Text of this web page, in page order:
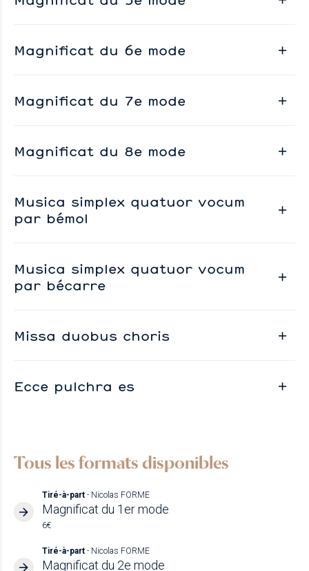
Magnificat du 6e mode
Magnificat du 7e mode
Magnificat du 8e mode
Musica simplex quatuor vocum
par bémol
Musica simplex quatuor vocum
par bécarre
Missa duobus choris
Ecce pulchra es
Tous les formats disponibles
Tiré-à-part - Nicolas FORME
Magnificat du 1er mode
6€
Tiré-à-part - Nicolas FORME
Magnificat du 2e mode